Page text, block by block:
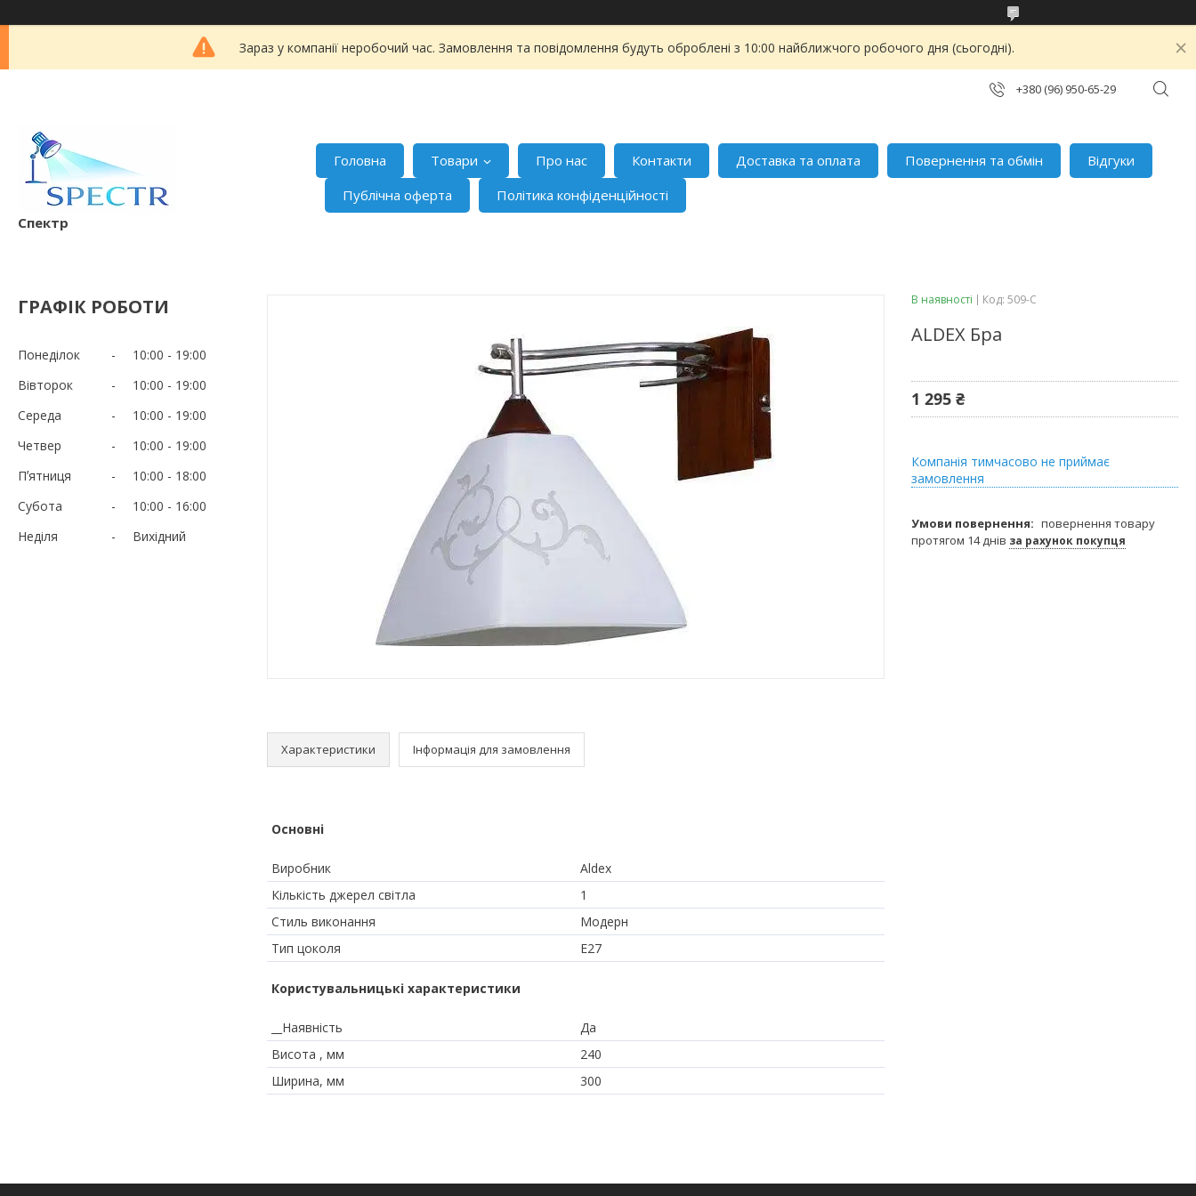
Зараз у компанії неробочий час. Замовлення та повідомлення будуть оброблені з 10:00 найближчого робочого дня (сьогодні).
+380 (96) 950-65-29
Спектр
Головна Товари Про нас Контакти Доставка та оплата Повернення та обмін
Відгуки
Публічна оферта
Політика конфіденційності
ГРАФІК РОБОТИ
Понеділок 10:00
19:00
Вівторок
10:00
19:00
Середа
10:00
19:00
Четвер
10:00
19:00
Пʼятниця
10:00
18:00
Субота
10:00
16:00
Неділя
Вихідний
Характеристики Інформація для замовлення
Основні
Виробник
Aldex
Кількість джерел світла
1
Стиль виконання
Модерн
Тип цоколя
E27
Користувальницькі характеристики
__Наявність
Да
Висота , мм
240
Ширина, мм
300
В наявності Код: 509-C
ALDEX Бра
1 295 ₴
Компанія тимчасово не приймає
замовлення
повернення товару
протягом 14 днів за рахунок покупця